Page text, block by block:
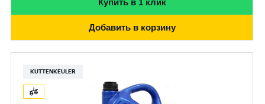
Купить в 1 клик
Добавить в корзину
KUTTENKEULER